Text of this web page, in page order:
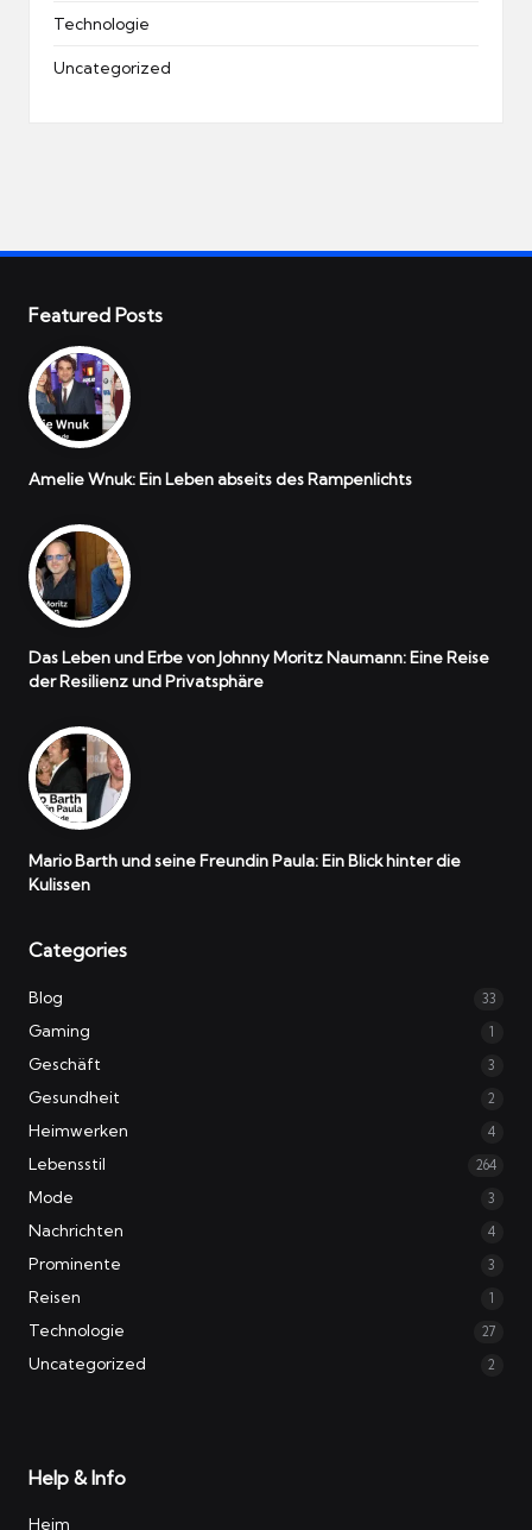
Technologie
Uncategorized
Featured Posts
Amelie Wnuk: Ein Leben abseits des Rampenlichts
Das Leben und Erbe von Johnny Moritz Naumann: Eine Reise
der Resilienz und Privatsphäre
Mario Barth und seine Freundin Paula: Ein Blick hinter die
Kulissen
Categories
Blog 33
Gaming 1
Geschäft 3
Gesundheit 2
Heimwerken 4
Lebensstil 264
Mode 3
Nachrichten 4
Prominente 3
Reisen 1
Technologie 27
Uncategorized 2
Help & Info
Heim